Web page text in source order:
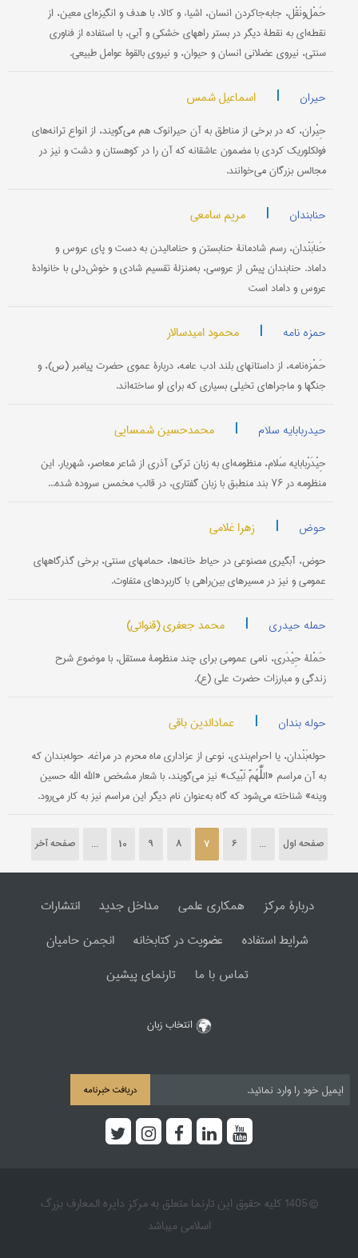
حَمْل‌و‌نَقْل، جابه‌جا‌کردن انسان، اشیاء و کالا، با هدف و انگیزه‌ای معین، از
نقطه‌ای به نقطۀ دیگر در بستر راههای خشکی و آبی، با استفاده از فناوری
سنتی، نیروی عضلانی انسان و حیوان، و نیروی بالقوۀ عوامل طبیعی.
حیران | اسماعیل شمس
حِیْران، که در برخی از مناطق به آن حیرانوک هم می‌گویند، از انواع ترانه‌های
فولکلوریک کردی با مضمون عاشقانه که آن را در کوهستان و دشت و نیز در
مجالس بزرگان می‌خوانند.
حنابندان | مریم سامعی
حَنابَنْدان، رسم شادمانۀ حنا‌بستن و حنا‌مالیدن به دست و پای عروس و
داماد. حنابندان پیش از عروسی، به‌منزلۀ تقسیم شادی و خوش‌دلی با خانوادۀ
عروس و داماد است
حمزه نامه | محمود امیدسالار
حَمْزه‌نامه، از داستانهای بلند ادب عامه، دربارۀ عموی حضرت پیامبر (ص)، و
جنگها و ماجراهای تخیلی بسیاری که برای او ساخته‌اند.
حیدربابایه سلام | محمدحسین شمسایی
حِیْدَرْبابایه سَلام، منظومه‌ای به زبان ترکی آذری از شاعر معاصر، شهریار. این
منظومه در ۷۶ بند منطبق با زبان گفتاری، در قالب مخمس سروده شده...
حوض | زهرا غلامی
حوض، آبگیری مصنوعی در حیاط خانه‌ها، حمامهای سنتی، برخی گذرگاههای
عمومی و نیز در مسیرهای بین‌راهی با کاربردهای متفاوت.
حمله حیدری | محمد جعفری (قنواتی)
حَمْلۀ حِیْدَری، نامی عمومی برای چند منظومۀ مستقل، با موضوع شرح
زندگی و مبارزات حضرت علی (ع).
حوله بندان | عمادالدین باقی
حوله‌بَنْدان، یا احرام‌بندی، نوعی از عزاداری ماه محرم در مراغه. حوله‌بندان که
به آن مراسم «اللّٰهُمَّ لَبَّیک» نیز می‌گویند، با شعار مشخص «الله الله حسین
وینه» شناخته می‌شود که گاه به‌عنوان نام دیگر این مراسم نیز به کار می‌رود.
صفحه اول ...
6
7
8
9
10
... صفحه آخر
دربارۀ مرکز همکاری علمی مداخل جدید
انتشارات
شرایط استفاده
عضویت در کتابخانه
انجمن حامیان
تماس با ما
تارنمای پیشین
انتخاب زبان
دریافت خبرنامه
© 1405 کلیه حقوق این تارنما متعلق به مرکز دایره المعارف بزرگ
اسلامی میباشد